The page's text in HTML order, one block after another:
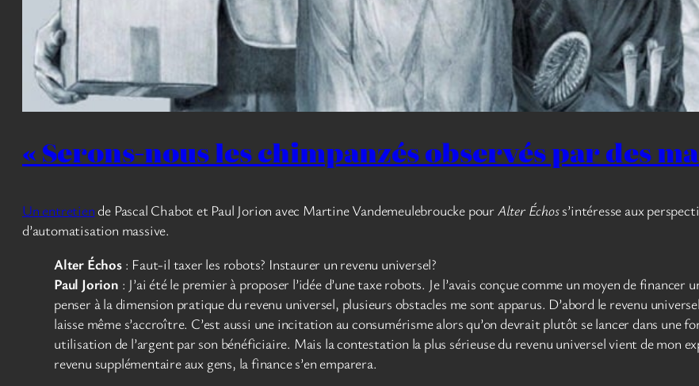
« Serons-nous les chimpanzés observés par des
Un entretiende Pascal Chabot et Paul Jorion avec Martine Vandemeulebroucke pour Alter Échoss’intéresse aux
d’automatisation massive.
Alter Échos : Faut-il taxer les robots? Instaurer un revenu universel?
Paul Jorion : J’ai été le premier à proposer l’idée d’une taxe robots. Je l’avais conçue comme un moyen de financer
penser à la dimension pratique du revenu universel, plusieurs obstacles me sont apparus. D’abord le revenu
laisse même s’accroître. C’est aussi une incitation au consumérisme alors qu’on devrait plutôt se lancer dans une
utilisation de l’argent par son bénéficiaire. Mais la contestation la plus sérieuse du revenu universel vient de mon
revenu supplémentaire aux gens, la finance s’en emparera.